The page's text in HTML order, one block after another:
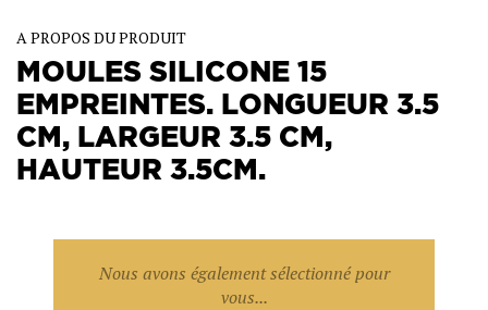
A PROPOS DU PRODUIT
MOULES SILICONE 15
EMPREINTES. LONGUEUR 3.5
CM, LARGEUR 3.5 CM,
HAUTEUR 3.5CM.
Nous avons également sélectionné pour
vous...